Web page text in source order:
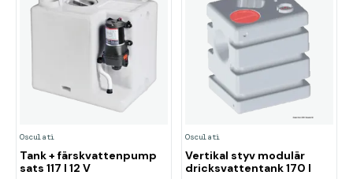
Osculati
Tank + färskvattenpump
sats 117 l 12 V
Osculati
Vertikal styv modulär
dricksvattentank 170 l